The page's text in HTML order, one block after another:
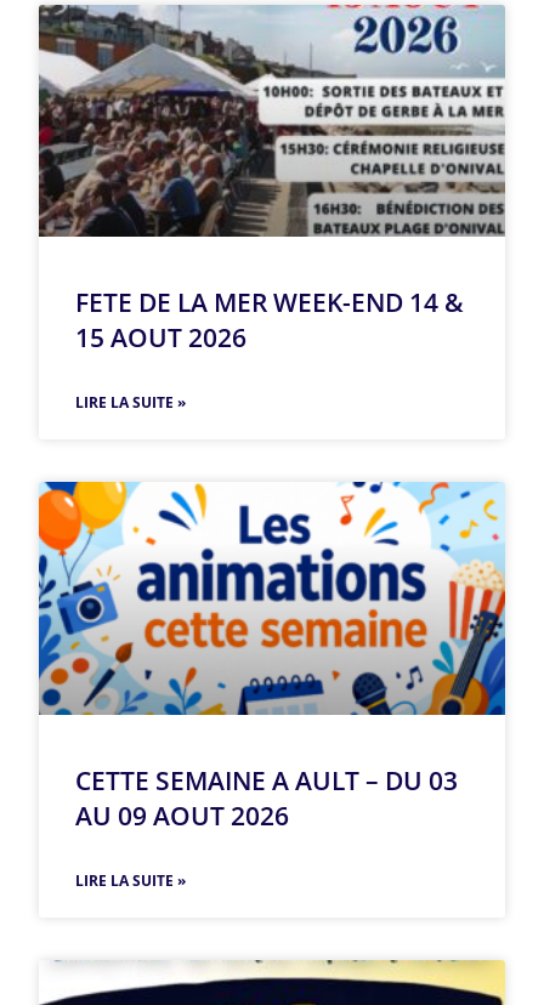
FETE DE LA MER WEEK-END 14 &
15 AOUT 2026
LIRE LA SUITE »
CETTE SEMAINE A AULT – DU 03
AU 09 AOUT 2026
LIRE LA SUITE »